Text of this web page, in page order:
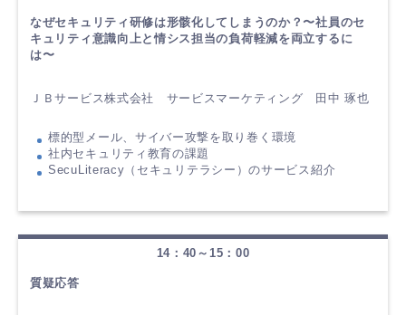
なぜセキュリティ研修は形骸化してしまうのか？〜社員のセ
キュリティ意識向上と情シス担当の負荷軽減を両立するに
は〜
ＪＢサービス株式会社 サービスマーケティング 田中 琢也
標的型メール、サイバー攻撃を取り巻く環境
社内セキュリティ教育の課題
SecuLiteracy（セキュリテラシー）のサービス紹介
14：40～15：00
質疑応答